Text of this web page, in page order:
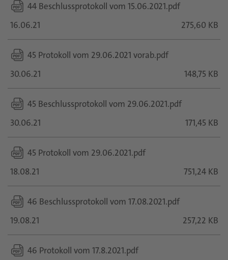
44 Beschlussprotokoll vom 15.06.2021.pdf
16.06.21
275,60 KB
45 Protokoll vom 29.06.2021 vorab.pdf
30.06.21
148,75 KB
45 Beschlussprotokoll vom 29.06.2021.pdf
30.06.21
171,45 KB
45 Protokoll vom 29.06.2021.pdf
18.08.21
751,24 KB
46 Beschlussprotokoll vom 17.08.2021.pdf
19.08.21
257,22 KB
46 Protokoll vom 17.8.2021.pdf